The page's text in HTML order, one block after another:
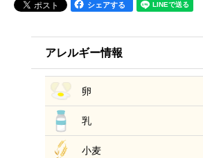
シェアする
アレルギー情報
卵
乳
小麦